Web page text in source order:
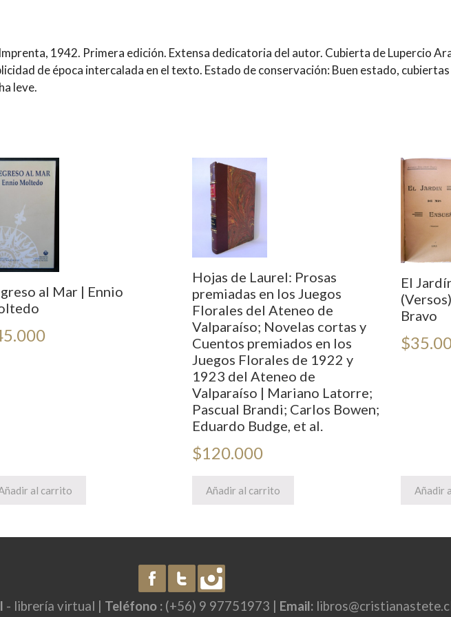
1942. Primera edición. Extensa dedicatoria del autor. Cubierta de Lupercio
de época intercalada en el texto. Estado de conservación: Buen estado,
leve.
al Mar | Ennio
al carrito
Hojas de Laurel: Prosas
premiadas en los Juegos
Florales del Ateneo de
Valparaíso; Novelas cortas y
Cuentos premiados en los
Juegos Florales de 1922 y
1923 del Ateneo de
Valparaíso | Mariano Latorre;
Pascual Brandi; Carlos Bowen;
Eduardo Budge, et al.
$120.000
Añadir al carrito
El
Bravo
$
Añadir
- librería virtual | Teléfono :(+56) 9 97751973 | Email: